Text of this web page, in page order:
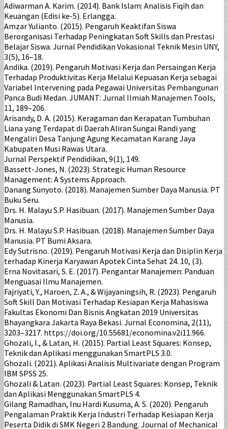
Adiwarman A. Karim. (2014). Bank Islam: Analisis Fiqih dan
Keuangan (Edisi ke-5). Erlangga.
Amzar Yulianto. (2015). Pengaruh Keaktifan Siswa
Berorganisasi Terhadap Peningkatan Soft Skills dan Prestasi
Belajar Siswa. Jurnal Pendidikan Vokasional Teknik Mesin UNY,
3(5), 16–18.
Andika. (2019). Pengaruh Motivasi Kerja dan Persaingan Kerja
Terhadap Produktivitas Kerja Melalui Kepuasan Kerja sebagai
Variabel Intervening pada Pegawai Universitas Pembangunan
Panca Budi Medan. JUMANT: Jurnal Ilmiah Manajemen Tools,
11, 189–206.
Arisandy, D. A. (2015). Keragaman dan Kerapatan Tumbuhan
Liana yang Terdapat di Daerah Aliran Sungai Randi yang
Mengaliri Desa Tanjung Agung Kecamatan Karang Jaya
Kabupaten Musi Rawas Utara.
Jurnal Perspektif Pendidikan, 9(1), 149.
Bassett-Jones, N. (2023). Strategic Human Resource
Management: A Systems Approach.
Danang Sunyoto. (2018). Manajemen Sumber Daya Manusia. PT
Buku Seru.
Drs. H. Malayu S.P. Hasibuan. (2017). Manajemen Sumber Daya
Manusia.
Drs. H. Malayu S.P. Hasibuan. (2018). Manajemen Sumber Daya
Manusia. PT Bumi Aksara.
Edy Sutrisno. (2019). Pengaruh Motivasi Kerja dan Disiplin Kerja
terhadap Kinerja Karyawan Apotek Cinta Sehat 24. 10, (3).
Erna Novitasari, S. E. (2017). Pengantar Manajemen: Panduan
Menguasai Ilmu Manajemen.
Fajriyati, Y., Haroen, Z. A., & Wijayaningsih, R. (2023). Pengaruh
Soft Skill Dan Motivasi Terhadap Kesiapan Kerja Mahasiswa
Fakultas Ekonomi Dan Bisnis Angkatan 2019 Universitas
Bhayangkara Jakarta Raya Bekasi. Jurnal Economina, 2(11),
3203–3217. https://doi.org/10.55681/economina.v2i11.966.
Ghozali, I., & Latan, H. (2015). Partial Least Squares: Konsep,
Teknik dan Aplikasi menggunakan SmartPLS 3.0.
Ghozali. (2021). Aplikasi Analisis Multivariate dengan Program
IBM SPSS 25.
Ghozali & Latan. (2023). Partial Least Squares: Konsep, Teknik
dan Aplikasi Menggunakan SmartPLS 4.
Gilang Ramadhan, Inu Hardi Kusuma, A. S. (2020). Pengaruh
Pengalaman Praktik Kerja Industri Terhadap Kesiapan Kerja
Peserta Didik di SMK Negeri 2 Bandung. Journal of Mechanical